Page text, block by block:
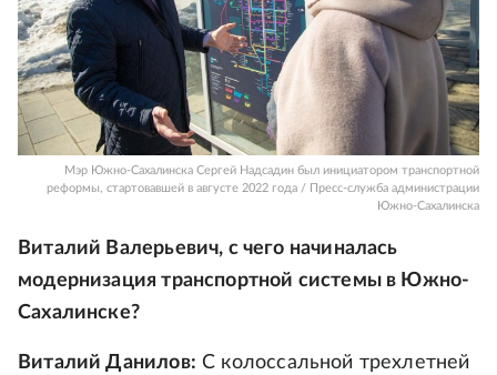
Мэр Южно-Сахалинска Сергей Надсадин был инициатором транспортной
реформы, стартовавшей в августе 2022 года / Пресс-служба администрации
Южно-Сахалинска
Виталий Валерьевич, с чего начиналась
модернизация транспортной системы в Южно-
Сахалинске?
Виталий Данилов: С колоссальной трехлетней